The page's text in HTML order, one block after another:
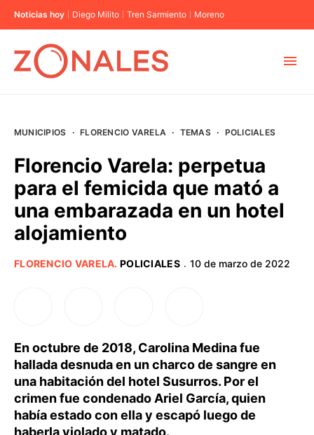
Noticias hoy Diego Milito Tren Sarmiento Moreno
BUENOS AIRES
PROVINCIAS
MUNICIPIOS · FLORENCIO VARELA · TEMAS · POLICIALES
Florencio Varela: perpetua
para el femicida que mató a
una embarazada en un hotel
alojamiento
FLORENCIO VARELA.POLICIALES · 10 de marzo de 2022
En octubre de 2018, Carolina Medina fue
hallada desnuda en un charco de sangre en
una habitación del hotel Susurros. Por el
crimen fue condenado Ariel García, quien
había estado con ella y escapó luego de
haberla violado y matado.